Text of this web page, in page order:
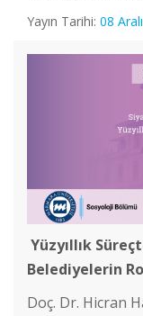
Yayın Tarihi: 08
Yüzyıllık
Belediyelerin
Doç. Dr. Hicran